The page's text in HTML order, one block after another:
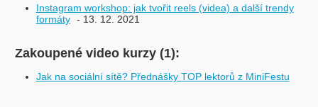
Instagram workshop: jak tvořit reels (videa) a další trendy
formáty - 13. 12. 2021
Zakoupené video kurzy (1):
Jak na sociální sítě? Přednášky TOP lektorů z MiniFestu